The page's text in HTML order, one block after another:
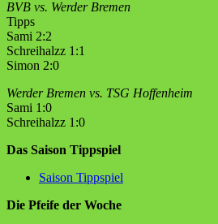
BVB vs. Werder Bremen
Tipps
Sami 2:2
Schreihalzz 1:1
Simon 2:0
Werder Bremen vs. TSG Hoffenheim
Sami 1:0
Schreihalzz 1:0
Das Saison Tippspiel
Saison Tippspiel
Die Pfeife der Woche